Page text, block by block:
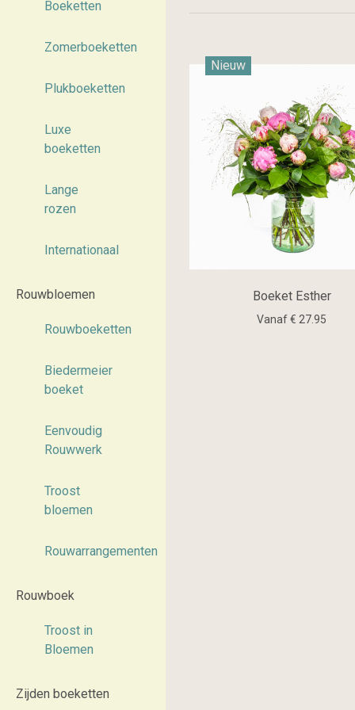
Boeketten
Zomerboeketten
Plukboeketten
Luxe
boeketten
Lange
rozen
Internationaal
Rouwbloemen
Rouwboeketten
Biedermeier
boeket
Eenvoudig
Rouwwerk
Troost
bloemen
Rouwarrangementen
Rouwboek
Troost in
Bloemen
Zijden boeketten
Nieuw
Boeket Esther
Vanaf € 27.95